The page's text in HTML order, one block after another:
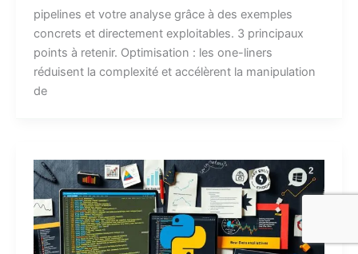
pipelines et votre analyse grâce à des exemples
concrets et directement exploitables. 3 principaux
points à retenir. Optimisation : les one-liners
réduisent la complexité et accélèrent la manipulation
de